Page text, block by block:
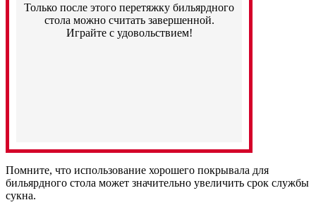
Только после этого перетяжку бильярдного
стола можно считать завершенной.
Играйте с удовольствием!
Помните, что использование хорошего покрывала для
бильярдного стола может значительно увеличить срок службы
сукна.